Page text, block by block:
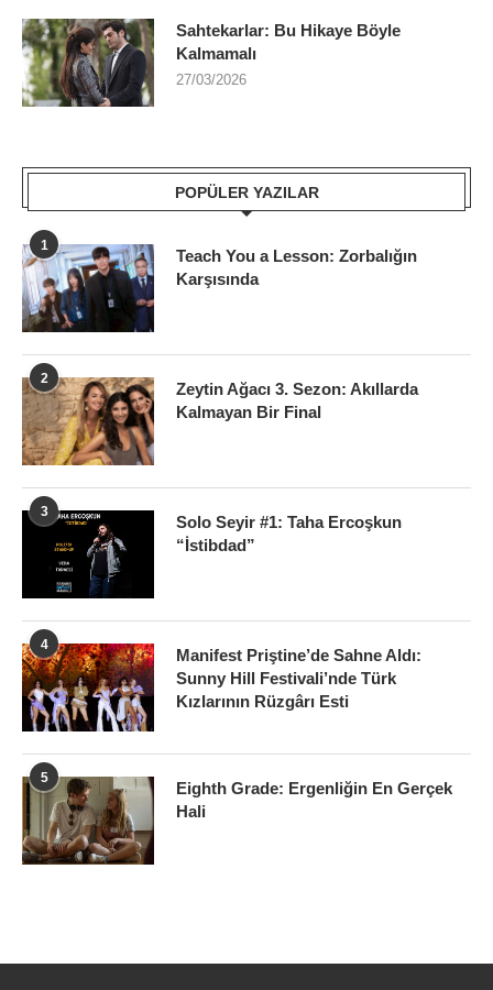
Sahtekarlar: Bu Hikaye Böyle
Kalmamalı
27/03/2026
POPÜLER YAZILAR
1
Teach You a Lesson: Zorbalığın
Karşısında
2
Zeytin Ağacı 3. Sezon: Akıllarda
Kalmayan Bir Final
3
Solo Seyir #1: Taha Ercoşkun
“İstibdad”
4
Manifest Priştine’de Sahne Aldı:
Sunny Hill Festivali’nde Türk
Kızlarının Rüzgârı Esti
5
Eighth Grade: Ergenliğin En Gerçek
Hali